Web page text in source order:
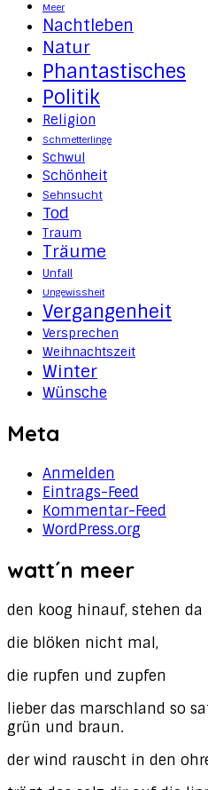
Meer
Nachtleben
Natur
Phantastisches
Politik
Religion
Schmetterlinge
Schwul
Schönheit
Sehnsucht
Tod
Traum
Träume
Unfall
Ungewissheit
Vergangenheit
Versprechen
Weihnachtszeit
Winter
Wünsche
Meta
Anmelden
Eintrags-Feed
Kommentar-Feed
WordPress.org
watt´n meer
den koog hinauf, stehen
die blöken nicht mal,
die rupfen und zupfen
lieber das marschland so
grün und braun.
der wind rauscht in den